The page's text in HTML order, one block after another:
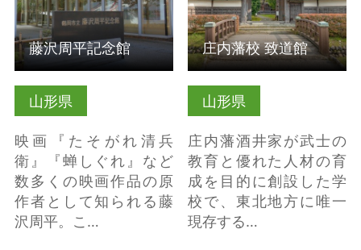
山形県
映画『たそがれ清兵
衛』『蝉しぐれ』など
数多くの映画作品の原
作者として知られる藤
沢周平。こ…
藤沢周平記念館
山形県
庄内藩酒井家が武士の
教育と優れた人材の育
成を目的に創設した学
校で、東北地方に唯一
現存する…
庄内藩校 致道館